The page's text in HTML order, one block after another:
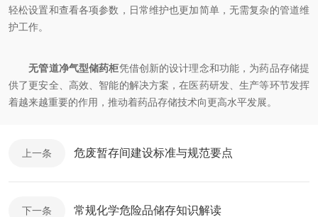
轻松设置和查看各项参数，日常维护也更加简单，无需复杂的管道维
护工作。
无管道净气型储药柜凭借创新的设计理念和功能，为药品存储提
供了更安全、高效、智能的解决方案，在医药研发、生产等环节发挥
着越来越重要的作用，推动着药品存储技术向更高水平发展。
上一条 危废暂存间建设标准与规范要点
下一条 常规化学危险品储存知识解读